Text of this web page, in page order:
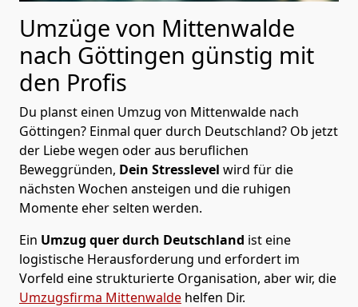
Umzüge von Mittenwalde
nach Göttingen günstig mit
den Profis
Du planst einen Umzug von Mittenwalde nach
Göttingen? Einmal quer durch Deutschland? Ob jetzt
der Liebe wegen oder aus beruflichen
Beweggründen, Dein Stresslevel wird für die
nächsten Wochen ansteigen und die ruhigen
Momente eher selten werden.
Ein Umzug quer durch Deutschland ist eine
logistische Herausforderung und erfordert im
Vorfeld eine strukturierte Organisation, aber wir, die
Umzugsfirma Mittenwalde helfen Dir.